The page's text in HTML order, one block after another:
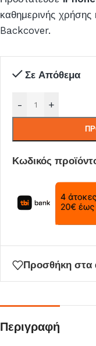
καθημερινής
Backcover.
Σε Απόθεμα
- +
Κωδικός
Προσθήκη στα
Περιγραφή